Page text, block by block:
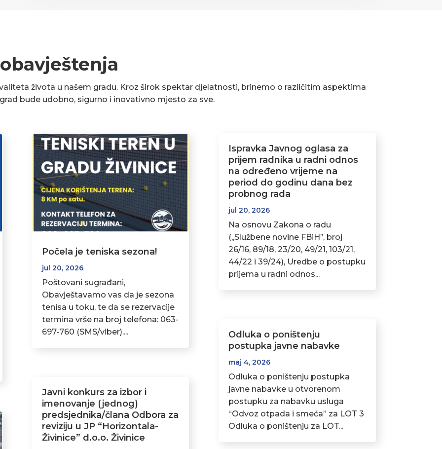
života u našem gradu. Kroz širok spektar djelatnosti, brinemo o različitim aspektima
bude udobno, sigurno i inovativno mjesto za sve.
Počela je teniska sezona!
jul 20, 2026
Poštovani sugrađani,
Obavještavamo vas da je sezona
tenisa u toku, te da se rezervacije
termina vrše na broj telefona: 063-
697-760 (SMS/viber)....
Javni konkurs za izbor i
imenovanje (jednog)
predsjednika/člana Odbora za
reviziju u JP “Horizontala-
Živinice” d.o.o. Živinice
Ispravka Javnog oglasa za
prijem radnika u radni odnos
na određeno vrijeme na
period do godinu dana bez
probnog rada
jul 20, 2026
Na osnovu Zakona o radu
(,,Službene novine FBiH’’, broj
26/16, 89/18, 23/20, 49/21, 103/21,
44/22 i 39/24), Uredbe o postupku
prijema u radni odnos...
Odluka o poništenju
postupka javne nabavke
maj 4, 2026
Odluka o poništenju postupka
javne nabavke u otvorenom
postupku za nabavku usluga
“Odvoz otpada i smeća” za LOT 3
Odluka o poništenju za LOT...